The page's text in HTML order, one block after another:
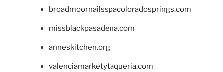
broadmoornailsspacoloradosprings.com
missblackpasadena.com
anneskitchen.org
valenciamarketytaqueria.com